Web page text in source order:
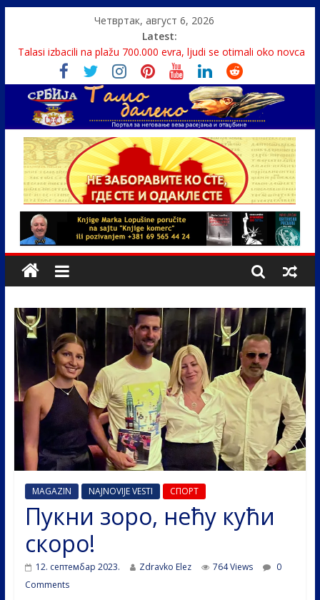
Четвртак, август 6, 2026
Latest:
Talasi izbacili na plažu 700.000 evra, ljudi se otimali oko novca
Srbin zaspao na Dunavu, reka ga odnela u Rumuniju
Politika i seks glavne teme srpskih medija
U Srbiji pola miliona migranata, 100 000 stranaca se zaposlilo
Monasi spasili dete sa litice visoke 15 metara
MAGAZIN NAJNOVIJE VESTI СПОРТ
Пукни зоро, нећу кући
скоро!
12. септембар 2023. Zdravko Elez 764 Views
0
Comments